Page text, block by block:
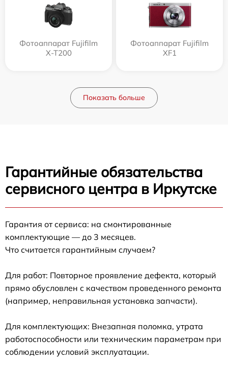
Фотоаппарат Fujifilm
X-T200
Фотоаппарат Fujifilm
XF1
Показать больше
Гарантийные обязательства
сервисного центра в Иркутске
Гарантия от сервиса: на смонтированные
комплектующие — до 3 месяцев.
Что считается гарантийным случаем?
Для работ: Повторное проявление дефекта, который
прямо обусловлен с качеством проведенного ремонта
(например, неправильная установка запчасти).
Для комплектующих: Внезапная поломка, утрата
работоспособности или техническим параметрам при
соблюдении условий эксплуатации.